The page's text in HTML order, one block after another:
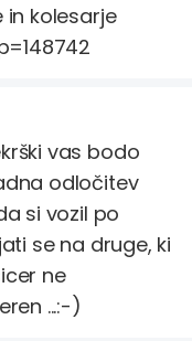
in kolesarje
vas bodo
odločitev
si vozil po
se na druge, ki
ne
...:-)